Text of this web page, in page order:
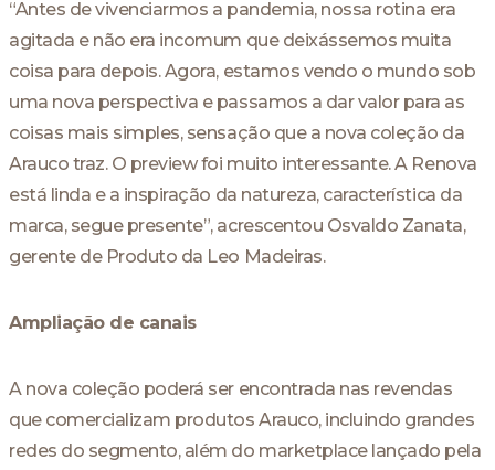
“Antes de vivenciarmos a pandemia, nossa rotina era
agitada e não era incomum que deixássemos muita
coisa para depois. Agora, estamos vendo o mundo sob
uma nova perspectiva e passamos a dar valor para as
coisas mais simples, sensação que a nova coleção da
Arauco traz. O preview foi muito interessante. A Renova
está linda e a inspiração da natureza, característica da
marca, segue presente”, acrescentou Osvaldo Zanata,
gerente de Produto da Leo Madeiras.
Ampliação de canais
A nova coleção poderá ser encontrada nas revendas
que comercializam produtos Arauco, incluindo grandes
redes do segmento, além do marketplace lançado pela